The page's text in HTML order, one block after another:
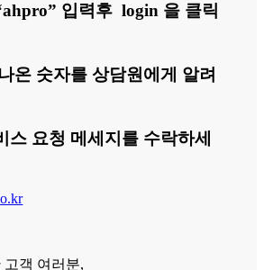
입력후 login 을 클릭
온 숫자를 상담원에게 알려
스 요청 메세지를 수락하세
고객 여러분,